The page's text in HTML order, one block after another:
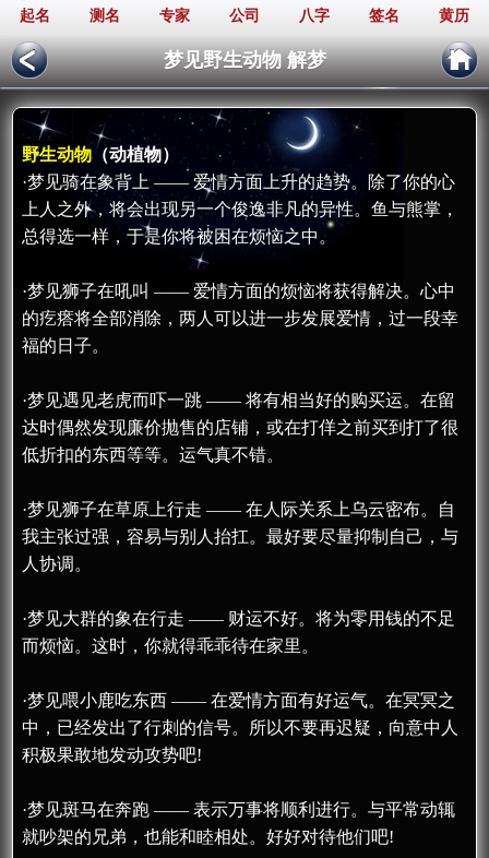
起名 测名 专家 公司 八字 签名 黄历
梦见野生动物 解梦
野生动物（动植物）
·梦见骑在象背上 —— 爱情方面上升的趋势。除了你的心
上人之外，将会出现另一个俊逸非凡的异性。鱼与熊掌，
总得选一样，于是你将被困在烦恼之中。
·梦见狮子在吼叫 —— 爱情方面的烦恼将获得解决。心中
的疙瘩将全部消除，两人可以进一步发展爱情，过一段幸
福的日子。
·梦见遇见老虎而吓一跳 —— 将有相当好的购买运。在留
达时偶然发现廉价抛售的店铺，或在打佯之前买到打了很
低折扣的东西等等。运气真不错。
·梦见狮子在草原上行走 —— 在人际关系上乌云密布。自
我主张过强，容易与别人抬扛。最好要尽量抑制自己，与
人协调。
·梦见大群的象在行走 —— 财运不好。将为零用钱的不足
而烦恼。这时，你就得乖乖待在家里。
·梦见喂小鹿吃东西 —— 在爱情方面有好运气。在冥冥之
中，已经发出了行刺的信号。所以不要再迟疑，向意中人
积极果敢地发动攻势吧!
·梦见斑马在奔跑 —— 表示万事将顺利进行。与平常动辄
就吵架的兄弟，也能和睦相处。好好对待他们吧!